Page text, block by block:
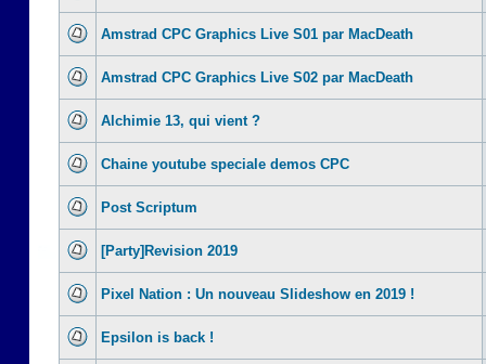
Amstrad CPC Graphics Live S01 par MacDeath
Amstrad CPC Graphics Live S02 par MacDeath
Alchimie 13, qui vient ?
Chaine youtube speciale demos CPC
Post Scriptum
[Party]Revision 2019
Pixel Nation : Un nouveau Slideshow en 2019 !
Epsilon is back !